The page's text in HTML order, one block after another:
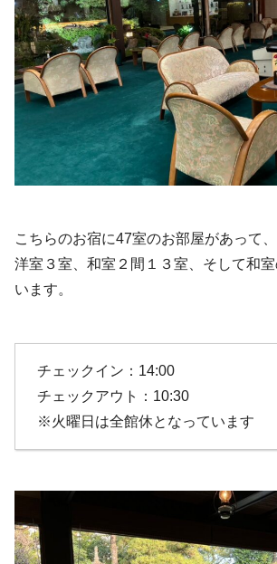
こちらのお宿に47室のお部屋があって
洋室３室、和室２間１３室、そして和
います。
チェックイン：14:00
チェックアウト：10:30
※火曜日は全館休となっています